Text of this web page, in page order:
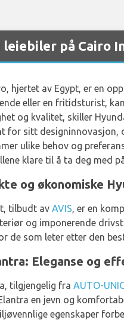
leiebiler på Cairo
hjertet av Egypt, er en
eller en fritidsturist,
og kvalitet, skiller
for sitt
ulike behov og
klare til å ta deg med
og økonomiske
tilbudt av AVIS, er en
og imponerende
de som leter etter den
Eleganse og
tilgjengelig fra AUTO-
en jevn og
egenskaper